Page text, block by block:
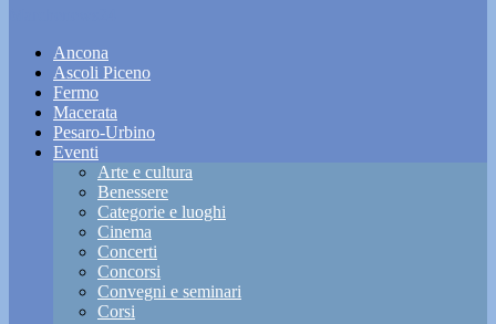
Ancona
Ascoli Piceno
Fermo
Macerata
Pesaro-Urbino
Eventi
Arte e cultura
Benessere
Categorie e luoghi
Cinema
Concerti
Concorsi
Convegni e seminari
Corsi